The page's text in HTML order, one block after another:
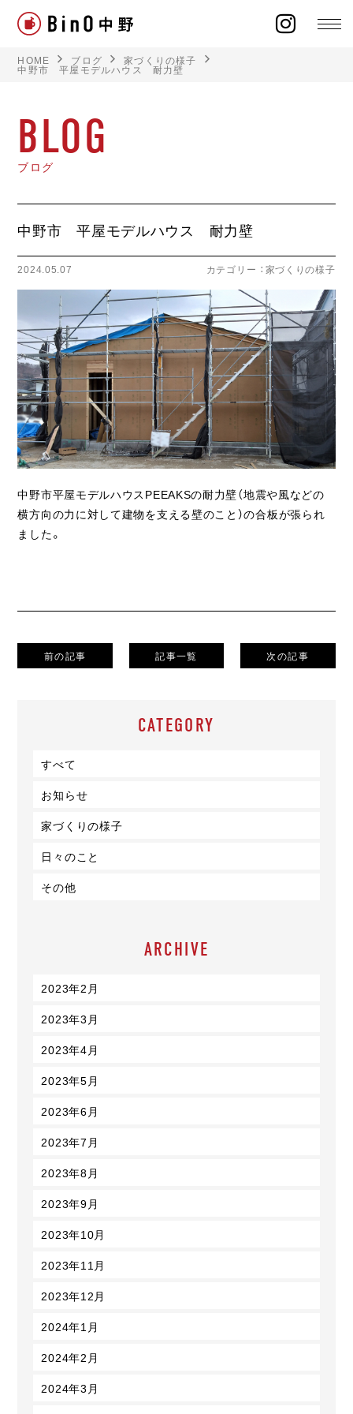
ラインナップ
施工事例
オーナー様の声
モデルハウス
ライフスタイル
クオリティ
お知らせ
ブログ
会社概要
HOME ブログ 家づくりの様子
中野市 平屋モデルハウス 耐力壁
BLOG
ブログ
中野市 平屋モデルハウス 耐力壁
2024.05.07 カテゴリー ： 家づくりの様子
中野市平屋モデルハウスPEEAKSの耐力壁（地震や風などの
横方向の力に対して建物を支える壁のこと）の合板が張られ
ました。
前の記事 記事一覧 次の記事
CATEGORY
すべて
お知らせ
家づくりの様子
日々のこと
その他
ARCHIVE
2023年2月
2023年3月
2023年4月
2023年5月
2023年6月
2023年7月
2023年8月
2023年9月
2023年10月
2023年11月
2023年12月
2024年1月
2024年2月
2024年3月